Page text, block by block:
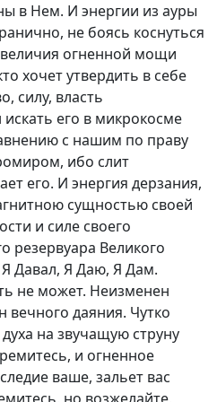
в Нем. И энергии из ауры
не боясь коснуться
огненной мощи
хочет утвердить в себе
силу, власть
его в микрокосме
с нашим по праву
ибо слит
его. И энергия дерзания,
сущностью своей
и силе своего
резервуара Великого
Давал, Я Даю, Я Дам.
не может. Неизменен
вечного даяния. Чутко
на звучащую струну
и огненное
ваше, зальет вас